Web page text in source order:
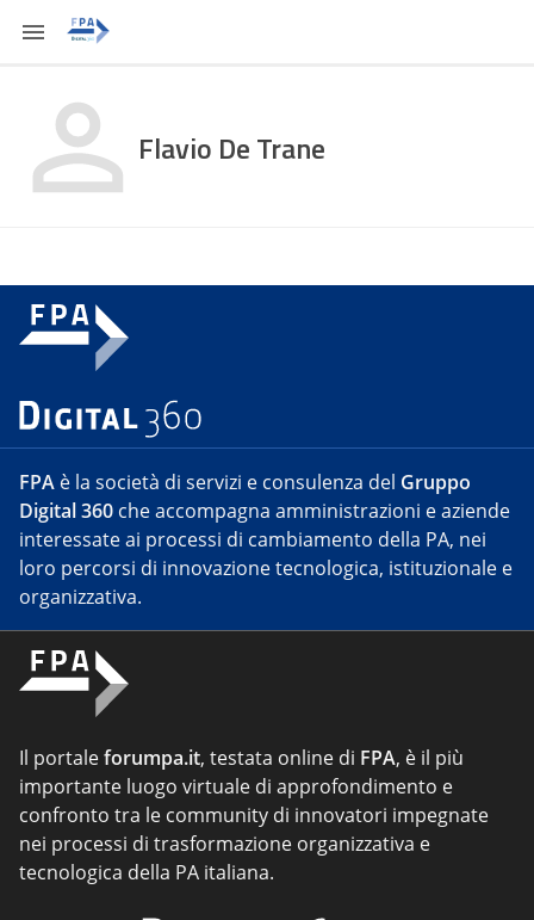
Flavio De Trane
FPA è la società di servizi e consulenza del Gruppo
Digital 360 che accompagna amministrazioni e aziende
interessate ai processi di cambiamento della PA, nei
loro percorsi di innovazione tecnologica, istituzionale e
organizzativa.
Il portaleforumpa.it, testata online di FPA, è il più
importante luogo virtuale di approfondimento e
confronto tra le community di innovatori impegnate
nei processi di trasformazione organizzativa e
tecnologica della PA italiana.